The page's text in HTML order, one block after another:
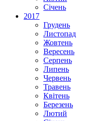
Січень
2017
Грудень
Листопад
Жовтень
Вересень
Серпень
Липень
Червень
Травень
Квітень
Березень
Лютий